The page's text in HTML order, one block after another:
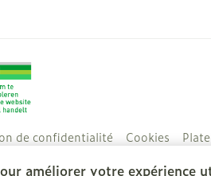
améliorer votre expérience
de confidentialité Cookies